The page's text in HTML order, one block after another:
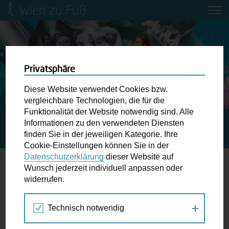
Wien zu Fuß
Mobilitätsbildung für Kinder und
Jugendliche
Ringstraße-Neugestaltung
Wiener Fußwegekarte
Newsletter abonnieren
Wunschbox
der Ampel ...
STARTSEITE BLOG
JANE’S WALK: GEMEINSAM DIE
STADT IM GEHEN ERKUNDEN!
Jane’s Walk: Gemeinsam die Stadt im
Gehen erkunden!
Privatsphäre
Diese Website verwendet Cookies bzw.
vergleichbare Technologien, die für die
Funktionalität der Website notwendig sind. Alle
Informationen zu den verwendeten Diensten
finden Sie in der jeweiligen Kategorie. Ihre
Cookie-Einstellungen können Sie in der
Datenschutzerklärung dieser Website auf
Wunsch jederzeit individuell anpassen oder
widerrufen.
Technisch notwendig